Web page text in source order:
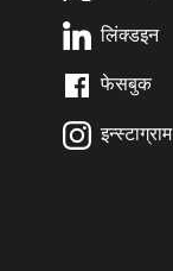
लिंक्डइन
फेसबुक
इन्स्टाग्राम